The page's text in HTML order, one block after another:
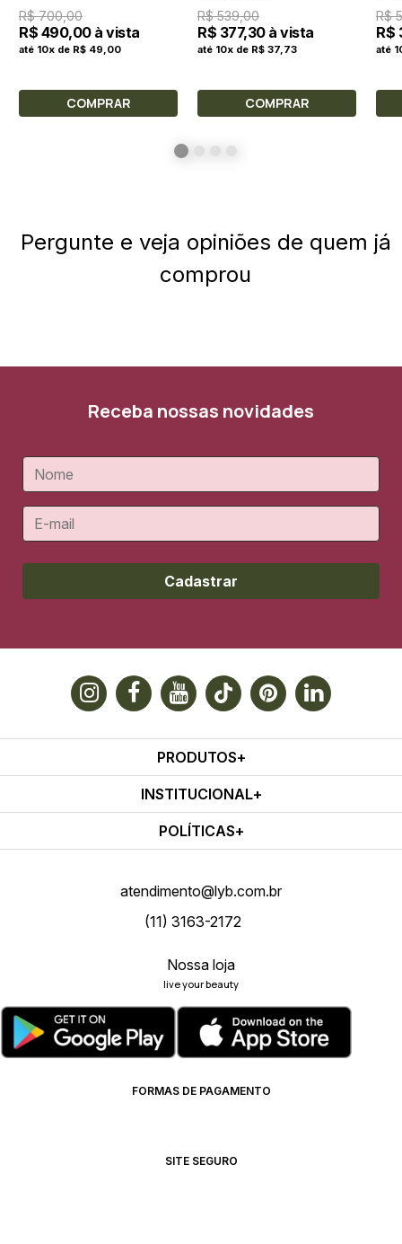
R$ 700,00
R$ 490,00 à vista
até 10x de R$ 49,00
COMPRAR
R$ 539,00
R$ 377,30 à vista
até 10x de R$ 37,73
COMPRAR
R$
R$
até
Pergunte e veja opiniões de quem já
comprou
Receba nossas novidades
Cadastrar
PRODUTOS
INSTITUCIONAL
POLÍTICAS
atendimento@lyb.com.br
(11) 3163-2172
Nossa loja
live your beauty
FORMAS DE PAGAMENTO
SITE SEGURO